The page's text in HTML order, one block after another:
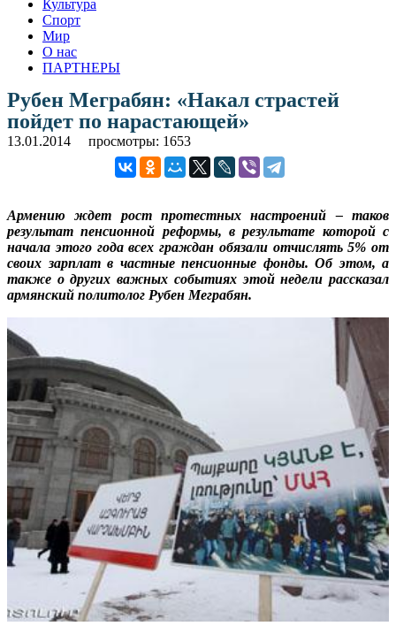
Культура
Спорт
Мир
О нас
ПАРТНЕРЫ
Рубен Меграбян: «Накал страстей
пойдет по нарастающей»
13.01.2014 просмотры: 1653
Армению ждет рост протестных настроений – таков
результат пенсионной реформы, в результате которой с
начала этого года всех граждан обязали отчислять 5% от
своих зарплат в частные пенсионные фонды. Об этом, а
также о других важных событиях этой недели рассказал
армянский политолог Рубен Меграбян.